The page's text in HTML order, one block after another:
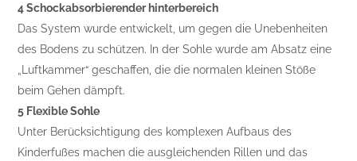
4 Schockabsorbierender hinterbereich
Das System wurde entwickelt, um gegen die Unebenheiten
des Bodens zu schützen. In der Sohle wurde am Absatz eine
„Luftkammer“ geschaffen, die die normalen kleinen Stöße
beim Gehen dämpft.
5 Flexible Sohle
Unter Berücksichtigung des komplexen Aufbaus des
Kinderfußes machen die ausgleichenden Rillen und das